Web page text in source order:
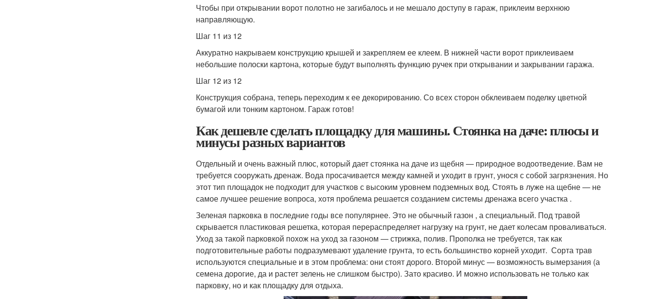
Чтобы при открывании ворот полотно не загибалось и не мешало доступу в гараж, приклеим верхнюю
направляющую.
Шаг 11 из 12
Аккуратно накрываем конструкцию крышей и закрепляем ее клеем. В нижней части ворот приклеиваем
небольшие полоски картона, которые будут выполнять функцию ручек при открывании и закрывании гаража.
Шаг 12 из 12
Конструкция собрана, теперь переходим к ее декорированию. Со всех сторон обклеиваем поделку цветной
бумагой или тонким картоном. Гараж готов!
Как дешевле сделать площадку для машины. Стоянка на даче: плюсы и
минусы разных вариантов
Отдельный и очень важный плюс, который дает стоянка на даче из щебня — природное водоотведение. Вам не
требуется сооружать дренаж. Вода просачивается между камней и уходит в грунт, унося с собой загрязнения. Но
этот тип площадок не подходит для участков с высоким уровнем подземных вод. Стоять в луже на щебне — не
самое лучшее решение вопроса, хотя проблема решается созданием системы дренажа всего участка .
Зеленая парковка в последние годы все популярнее. Это не обычный газон , а специальный. Под травой
скрывается пластиковая решетка, которая перераспределяет нагрузку на грунт, не дает колесам проваливаться.
Уход за такой парковкой похож на уход за газоном — стрижка, полив. Прополка не требуется, так как
подготовительные работы подразумевают удаление грунта, то есть большинство корней уходит. Сорта трав
используются специальные и в этом проблема: они стоят дорого. Второй минус — возможность вымерзания (а
семена дорогие, да и растет зелень не слишком быстро). Зато красиво. И можно использовать не только как
парковку, но и как площадку для отдыха.